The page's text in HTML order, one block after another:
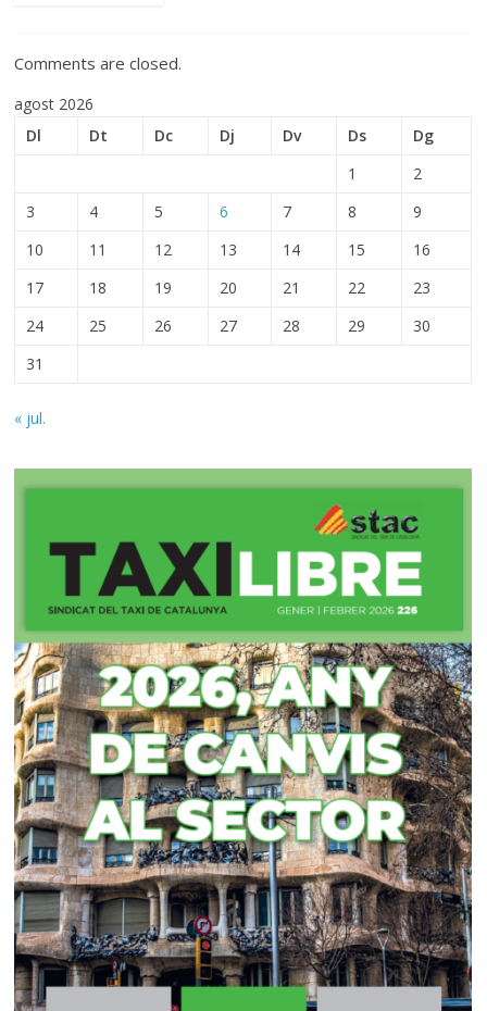
Comments are closed.
agost 2026
Dl
Dt Dc Dj Dv Ds
Dg
1
2
3
4 5 6 7 8
9
10
11 12 13 14 15
16
17
18 19 20 21 22
23
24
25 26 27 28 29
30
31
« jul.